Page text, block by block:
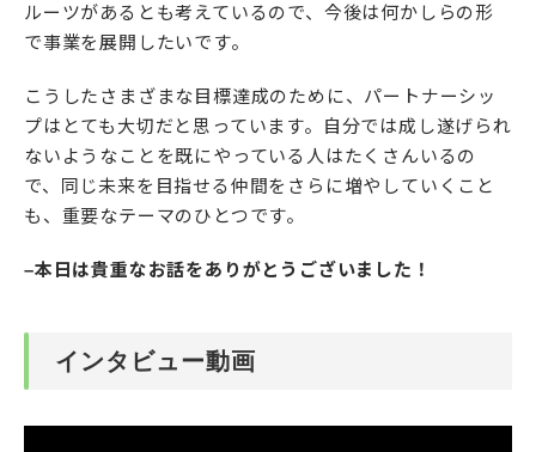
ルーツがあるとも考えているので、今後は何かしらの形
で事業を展開したいです。
こうしたさまざまな目標達成のために、パートナーシッ
プはとても大切だと思っています。自分では成し遂げられ
ないようなことを既にやっている人はたくさんいるの
で、同じ未来を目指せる仲間をさらに増やしていくこと
も、重要なテーマのひとつです。
–本日は貴重なお話をありがとうございました！
インタビュー動画